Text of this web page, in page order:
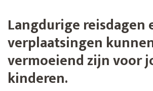
Langdurige reisdagen
verplaatsingen
vermoeiend zijn voor
kinderen.